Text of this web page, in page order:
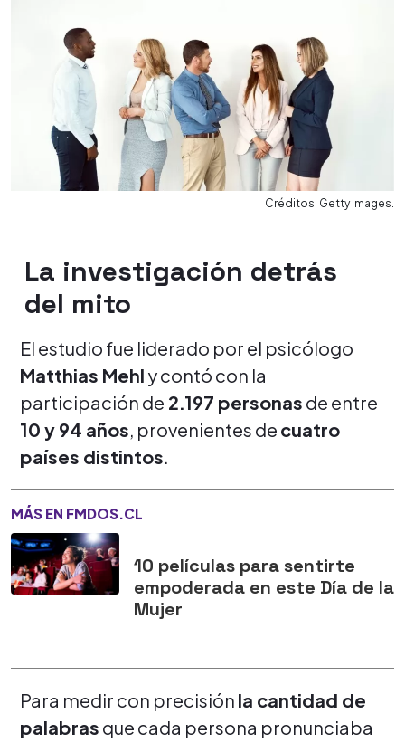
Créditos: Getty Images.
La investigación detrás
del mito
El estudio fue liderado por el psicólogo
Matthias Mehl y contó con la
participación de 2.197 personas de entre
10 y 94 años, provenientes de cuatro
países distintos.
MÁS EN FMDOS.CL
10 películas para sentirte
empoderada en este Día de la
Mujer
Para medir con precisión la cantidad de
palabras que cada persona pronunciaba